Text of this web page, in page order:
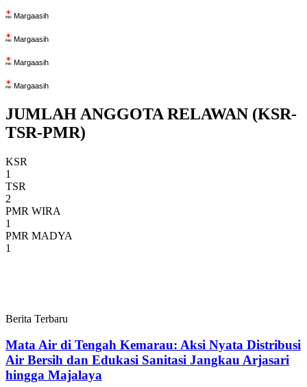
Margaasih
Margaasih
Margaasih
Margaasih
JUMLAH ANGGOTA RELAWAN (KSR-
TSR-PMR)
KSR
1
TSR
2
PMR WIRA
1
PMR MADYA
1
Berita Terbaru
Mata Air di Tengah Kemarau: Aksi Nyata Distribusi
Air Bersih dan Edukasi Sanitasi Jangkau Arjasari
hingga Majalaya